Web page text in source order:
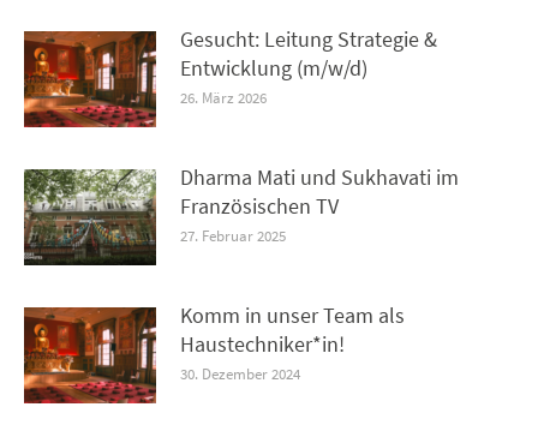
Gesucht: Leitung Strategie &
Entwicklung (m/w/d)
26. März 2026
Dharma Mati und Sukhavati im
Französischen TV
27. Februar 2025
Komm in unser Team als
Haustechniker*in!
30. Dezember 2024